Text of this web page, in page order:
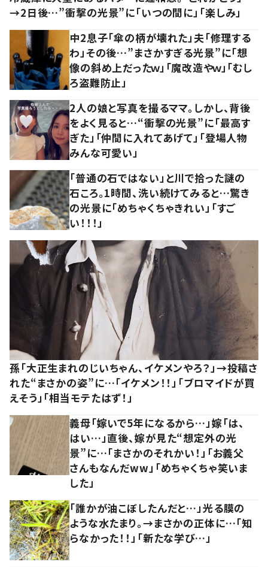
→2日後…”衝撃の光景”に「いつの間に」「楽しみ」
中2息子「傘の柄が壊れた」夫「修理する
わ」その後…”まさかすぎる光景”に「想
像の斜め上だったｗ」「魔改造やｗ」「むし
ろ盗難防止」
2人の娘と写真を撮るママ。しかし、背後
をよく見ると…“衝撃の光景”に「最高す
ぎた」「仲間に入れてあげて」「登場人物
みんな可愛い」
「普通の石ではない」と川で拾った謎の
石ころ。1時間、洗い続けてみると…驚き
の光景に「めちゃくちゃきれい」「すご
い！！！」
孫「大正生まれのじいちゃん、イケメンやろ？」→投稿さ
れた“まさかの姿”に…「イケメン！！」「ブロマイドが買
えそう」「相当モテたはず！」
義母「嫁いで5年になるから…」嫁「は、
はい…」直後、嫁が見た“想定外の光
景”に…「まさかのそれかい！」「お義父
さんもなんだww」「めちゃくちゃ笑いま
した」
「誰かが油こぼしたんだと…」光る膜の
ような水たまり。→まさかの正体に…「知
らなかった！！」「新たな学び…」